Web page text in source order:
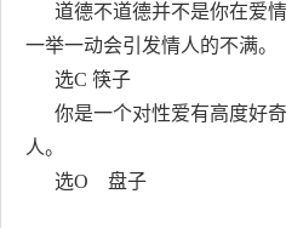
道德不道德并不是你在爱情
一举一动会引发情人的不满。
选C 筷子
你是一个对性爱有高度好奇
人。
选O 盘子